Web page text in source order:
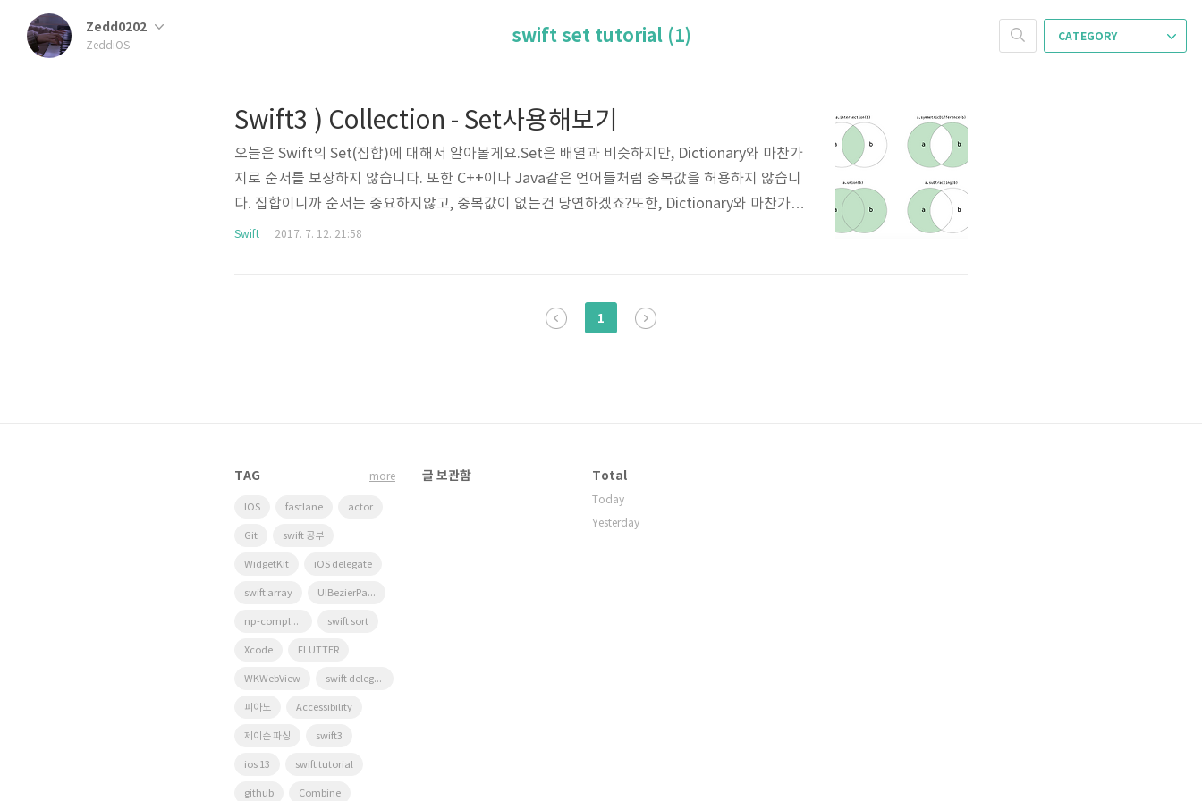
Zedd0202
ZeddiOS
CATEGORY
swift set tutorial (1)
Swift3 ) Collection - Set사용해보기
오늘은 Swift의 Set(집합)에 대해서 알아볼게요.Set은 배열과 비슷하지만, Dictionary와 마찬가
지로 순서를 보장하지 않습니다. 또한 C++이나 Java같은 언어들처럼 중복값을 허용하지 않습니
다. 집합이니까 순서는 중요하지않고, 중복값이 없는건 당연하겠죠?또한, Dictionary와 마찬가지
로 해쉬가능한(Hashable)타입만을 담을 수 있습니다.(Swift의 기본 데이터타입은 가능합니다.)
Swift 2017. 7. 12. 21:58
1
TAG
IOS fastlane actor
Git swift 공부
WidgetKit iOS delegate
swift array UIBezierPath
np-complete swift sort
Xcode FLUTTER
WKWebView swift delegate
피아노 Accessibility
제이슨 파싱 swift3
ios 13 swift tutorial
github Combine
more 글 보관함 Total
Today
Yesterday